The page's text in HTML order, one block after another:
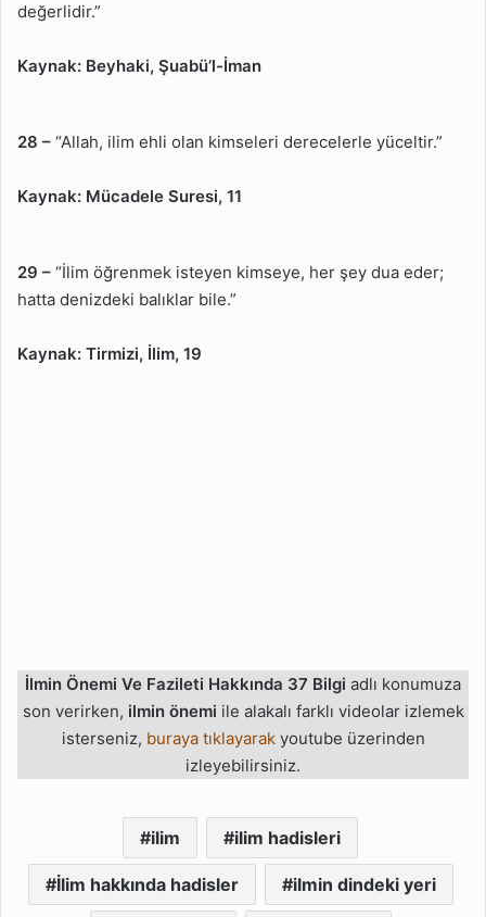
değerlidir.”
Kaynak: Beyhaki, Şuabü’l-İman
28 – “Allah, ilim ehli olan kimseleri derecelerle yüceltir.”
Kaynak: Mücadele Suresi, 11
29 – “İlim öğrenmek isteyen kimseye, her şey dua eder;
hatta denizdeki balıklar bile.”
Kaynak: Tirmizi, İlim, 19
İlmin Önemi Ve Fazileti Hakkında 37 Bilgi adlı konumuza
son verirken, ilmin önemi ile alakalı farklı videolar izlemek
isterseniz, buraya tıklayarakyoutube üzerinden
izleyebilirsiniz.
ilim ilim hadisleri
İlim hakkında hadisler ilmin dindeki yeri